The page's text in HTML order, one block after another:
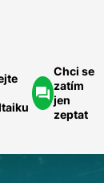
Chci se
zatím
jen
zeptat